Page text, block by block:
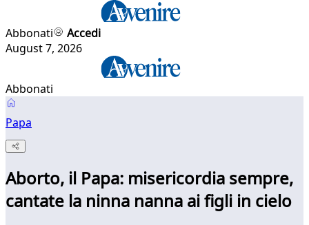
Abbonati
Accedi
August 7, 2026
Abbonati
Papa
Aborto, il Papa: misericordia sempre,
cantate la ninna nanna ai figli in cielo